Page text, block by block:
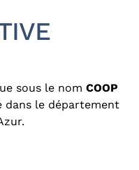
sous le nom COOP
dans le département